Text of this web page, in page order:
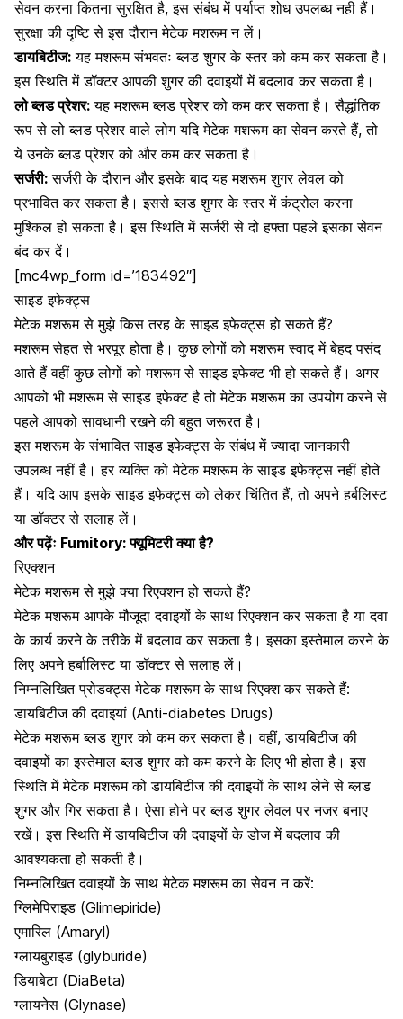
सेवन करना कितना सुरक्षित है, इस संबंध में पर्याप्त शोध उपलब्ध नही हैं।
सुरक्षा की दृष्टि से इस दौरान मेटेक मशरूम न लें।
डायबिटीज: यह मशरूम संभवतःब्लड शुगर के स्तर को कमकर सकता है।
इस स्थिति में डॉक्टर आपकी शुगर की दवाइयों में बदलाव कर सकता है।
लो ब्लड प्रेशर: यह मशरूम ब्लड प्रेशर को कम कर सकता है। सैद्धांतिक
रूप से लो ब्लड प्रेशर वाले लोग यदि मेटेक मशरूम का सेवन करते हैं, तो
ये उनके ब्लड प्रेशर को और कम कर सकता है।
सर्जरी: सर्जरी के दौरान और इसके बाद यह मशरूम शुगर लेवल को
प्रभावित कर सकता है। इससे ब्लड शुगर के स्तर में कंट्रोल करना
मुश्किल हो सकता है। इस स्थिति में सर्जरी से दो हफ्ता पहले इसका सेवन
बंद कर दें।
[mc4wp_form id=’183492″]
साइड इफेक्ट्स
मेटेक मशरूम से मुझे किस तरह के साइड इफेक्ट्स हो सकते हैं?
मशरूम सेहत से भरपूर होता है। कुछ लोगों को मशरूम स्वाद में बेहद पसंद
आते हैं वहीं कुछ लोगों को मशरूम से साइड इफेक्ट भी हो सकते हैं। अगर
आपको भी मशरूम से साइड इफेक्ट है तो मेटेक मशरूम का उपयोग करने से
पहले आपको सावधानी रखने की बहुत जरूरत है।
इस मशरूम के संभावित साइड इफेक्ट्स के संबंध में ज्यादा जानकारी
उपलब्ध नहीं है। हर व्यक्ति को मेटेक मशरूम के साइड इफेक्ट्स नहीं होते
हैं। यदि आप इसके साइड इफेक्ट्स को लेकर चिंतित हैं, तो अपने हर्बलिस्ट
या डॉक्टर से सलाह लें।
और पढ़ेंः Fumitory: फ्यूमिटरी क्या है?
रिएक्शन
मेटेक मशरूम से मुझे क्या रिएक्शन हो सकते हैं?
मेटेक मशरूम आपके मौजूदा दवाइयों के साथ रिएक्शन कर सकता है या दवा
के कार्य करने के तरीके में बदलाव कर सकता है। इसका इस्तेमाल करने के
लिए अपने हर्बालिस्ट या डॉक्टर से सलाह लें।
निम्नलिखित प्रोडक्ट्स मेटेक मशरूम के साथ रिएक्श कर सकते हैं:
डायबिटीज की दवाइयां (Anti-diabetes Drugs)
मेटेक मशरूम ब्लड शुगर को कम कर सकता है। वहीं, डायबिटीज की
दवाइयों का इस्तेमाल ब्लड शुगर को कम करने के लिए भी होता है। इस
स्थिति में मेटेक मशरूम को डायबिटीज की दवाइयों के साथ लेने से ब्लड
शुगर और गिर सकता है। ऐसा होने पर ब्लड शुगर लेवल पर नजर बनाए
रखें। इस स्थिति में डायबिटीज की दवाइयों के डोज में बदलाव की
आवश्यकता हो सकती है।
निम्नलिखित दवाइयों के साथ मेटेक मशरूम का सेवन न करें:
ग्लिमेपिराइड (Glimepiride)
एमारिल (Amaryl)
ग्लायबुराइड (glyburide)
डियाबेटा (DiaBeta)
ग्लायनेस (Glynase)